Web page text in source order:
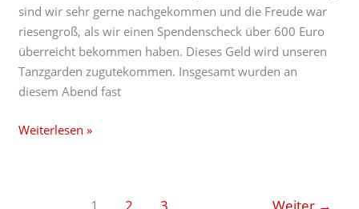
sind wir sehr gerne nachgekommen und die Freude war
riesengroß, als wir einen Spendenscheck über 600 Euro
überreicht bekommen haben. Dieses Geld wird unseren
Tanzgarden zugutekommen. Insgesamt wurden an
diesem Abend fast
Weiterlesen »